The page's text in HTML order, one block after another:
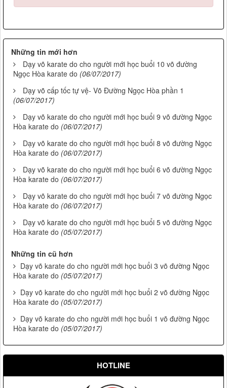
Những tin mới hơn
Dạy võ karate do cho người mới học buổi 10 võ đường
Ngọc Hòa karate do (06/07/2017)
Dạy võ cấp tốc tự vệ- Võ Đường Ngọc Hòa phần 1
(06/07/2017)
Dạy võ karate do cho người mới học buổi 9 võ đường Ngọc
Hòa karate do (06/07/2017)
Dạy võ karate do cho người mới học buổi 8 võ đường Ngọc
Hòa karate do (06/07/2017)
Dạy võ karate do cho người mới học buổi 6 võ đường Ngọc
Hòa karate do (06/07/2017)
Dạy võ karate do cho người mới học buổi 7 võ đường Ngọc
Hòa karate do (06/07/2017)
Dạy võ karate do cho người mới học buổi 5 võ đường Ngọc
Hòa karate do (05/07/2017)
Những tin cũ hơn
Dạy võ karate do cho người mới học buổi 3 võ đường Ngọc
Hòa karate do (05/07/2017)
Dạy võ karate do cho người mới học buổi 2 võ đường Ngọc
Hòa karate do (05/07/2017)
Dạy võ karate do cho người mới học buổi 1 võ đường Ngọc
Hòa karate do (05/07/2017)
HOTLINE